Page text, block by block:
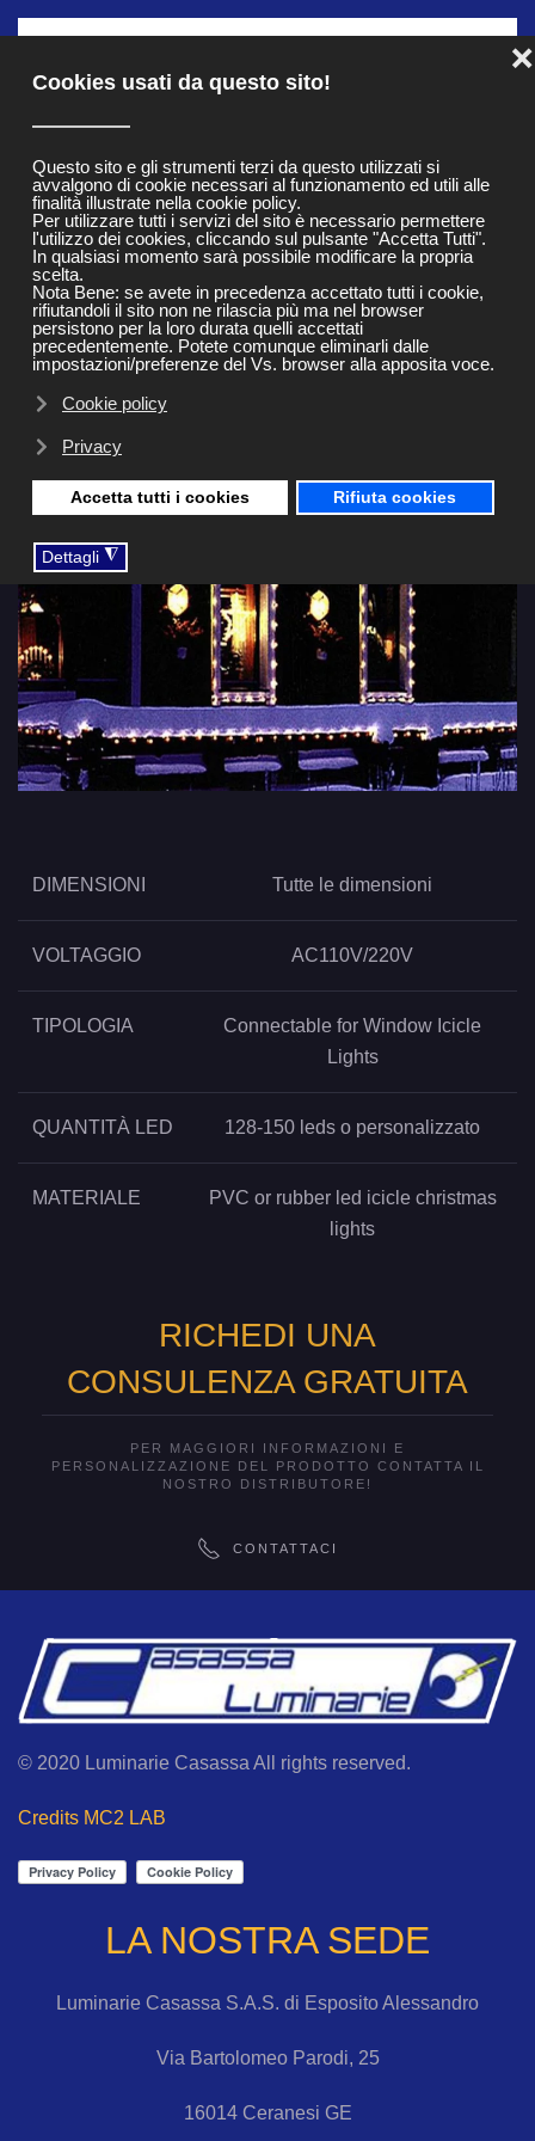
Cookies usati da questo sito!
Questo sito e gli strumenti terzi da questo utilizzati si
avvalgono di cookie necessari al funzionamento ed utili alle
finalità illustrate nella cookie policy.
Per utilizzare tutti i servizi del sito è necessario permettere
l'utilizzo dei cookies, cliccando sul pulsante "Accetta Tutti".
In qualsiasi momento sarà possibile modificare la propria
scelta.
Nota Bene: se avete in precedenza accettato tutti i cookie,
rifiutandoli il sito non ne rilascia più ma nel browser
persistono per la loro durata quelli accettati
precedentemente. Potete comunque eliminarli dalle
impostazioni/preferenze del Vs. browser alla apposita voce.
Dettagli ◮
Cookie policy
Privacy
Accetta tutti i cookies Rifiuta cookies
❌
LED Christmas Icicle
Light
DIMENSIONI Tutte le dimensioni
VOLTAGGIO AC110V/220V
TIPOLOGIA
Connectable for Window Icicle
Lights
QUANTITÀ LED 128-150 leds o personalizzato
MATERIALE
PVC or rubber led icicle christmas
lights
RICHEDI UNA
CONSULENZA GRATUITA
PER MAGGIORI INFORMAZIONI E
PERSONALIZZAZIONE DEL PRODOTTO CONTATTA IL
NOSTRO DISTRIBUTORE!
CONTATTACI
© 2020 Luminarie Casassa All rights reserved.
Credits MC2 LAB
LA NOSTRA SEDE
Luminarie Casassa S.A.S. di Esposito Alessandro
Via Bartolomeo Parodi, 25
16014 Ceranesi GE